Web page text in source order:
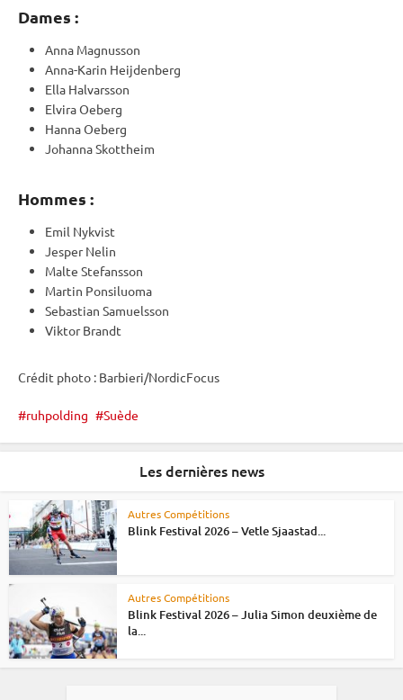
Dames :
Anna Magnusson
Anna-Karin Heijdenberg
Ella Halvarsson
Elvira Oeberg
Hanna Oeberg
Johanna Skottheim
Hommes :
Emil Nykvist
Jesper Nelin
Malte Stefansson
Martin Ponsiluoma
Sebastian Samuelsson
Viktor Brandt
Crédit photo : Barbieri/NordicFocus
ruhpolding Suède
Les dernières news
Autres Compétitions
Blink Festival 2026 – Vetle Sjaastad...
Autres Compétitions
Blink Festival 2026 – Julia Simon deuxième de
la...